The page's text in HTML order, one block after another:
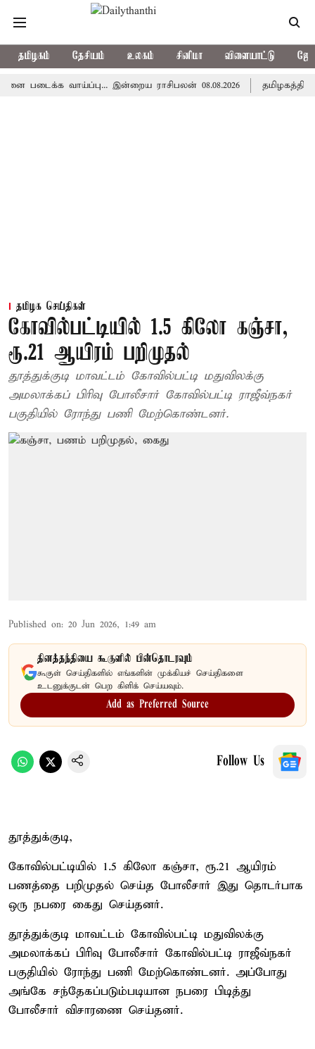
தமிழகம் தேசியம் உலகம் சினிமா விளையாட்டு
வாய்ப்பு... இன்றைய ராசிபலன் 08.08.2026 தமிழகத்தில்
தமிழக செய்திகள்
கோவில்பட்டியில் 1.5 கிலோ கஞ்சா,
ரூ.21 ஆயிரம் பறிமுதல்
தூத்துக்குடி மாவட்டம் கோவில்பட்டி மதுவிலக்கு
அமலாக்கப் பிரிவு போலீசார் கோவில்பட்டி ராஜீவ்நகர்
பகுதியில் ரோந்து பணி மேற்கொண்டனர்.
Published on: 20 Jun 2026, 1:49 am
தினத்தந்தியை கூகுளில் பின்தொடரவும்
கூகுள் செய்திகளில் எங்களின் முக்கியச் செய்திகளை
உடனுக்குடன் பெற கிளிக் செய்யவும்.
Add as Preferred Source
Follow Us
தூத்துக்குடி,
கோவில்பட்டியில் 1.5 கிலோ கஞ்சா, ரூ.21 ஆயிரம்
பணத்தை பறிமுதல் செய்த போலீசார் இது தொடர்பாக
ஒரு நபரை கைது செய்தனர்.
தூத்துக்குடி மாவட்டம் கோவில்பட்டி மதுவிலக்கு
அமலாக்கப் பிரிவு போலீசார் கோவில்பட்டி ராஜீவ்நகர்
பகுதியில் ரோந்து பணி மேற்கொண்டனர். அப்போது
அங்கே சந்தேகப்படும்படியான நபரை பிடித்து
போலீசார் விசாரணை செய்தனர்.